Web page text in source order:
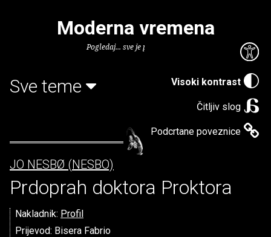
Visoki kontrast
Čitljiv slog
Podcrtane poveznice
Moderna vremena
Pogledaj... sve je puno knjiga.
Sve teme
JO NESBØ (NESBO)
Prdoprah doktora Proktora
Nakladnik: Profil
Prijevod: Bisera Fabrio